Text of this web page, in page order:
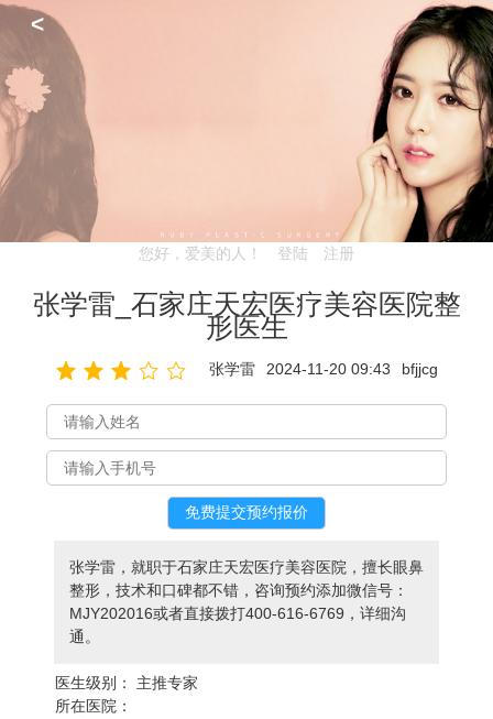
<
您好，爱美的人！ 登陆 注册
张学雷_石家庄天宏医疗美容医院整
形医生
张学雷 2024-11-20 09:43 bfjjcg
张学雷，就职于石家庄天宏医疗美容医院，擅长眼鼻
整形，技术和口碑都不错，咨询预约添加微信号：
MJY202016或者直接拨打400-616-6769，详细沟
通。
医生级别：
主推专家
所在医院：